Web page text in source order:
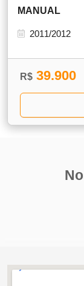
MANUAL
2011/2012
R$ 39.900